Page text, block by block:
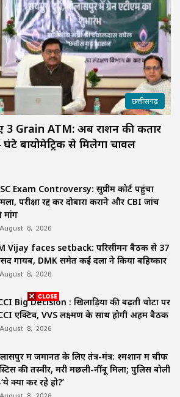
छत्तीसगढ़
3 Grain ATM: अब राशन की कतार
बायोमेट्रिक से मिलेगा चावल
Exam Controversy: सुप्रीम कोर्ट पहुंचा
परीक्षा रद्द कर दोबारा कराने और CBI जांच
मांग
August 8, 2026
Vijay faces setback: परिसीमन बैठक से 37
गायब, DMK समेत कई दलों ने किया बहिष्कार
August 8, 2026
Big Decision : खिलाड़ियों की बढ़ती चोटों पर
एक्टिव, VVS लक्ष्मण के साथ होगी अहम बैठक
August 8, 2026
में जमानत के लिए तंत्र-मंत्र: श्मशान में चीफ
की तस्वीर, मरी मछली-नींबू मिला; पुलिस बोली
क्या कर रहे हो?’